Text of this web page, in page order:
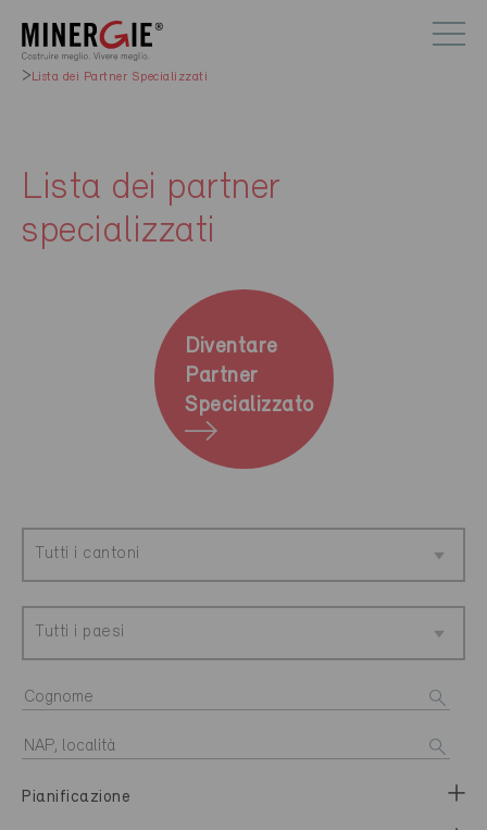
Lista dei Partner Specializzati
Lista dei partner
specializzati
Diventare
Partner
Specializzato
Tutti i cantoni
Tutti i paesi
Pianificazione